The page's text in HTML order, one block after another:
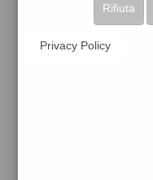
usa i volantini
carta
Rifiuta
Privacy Policy